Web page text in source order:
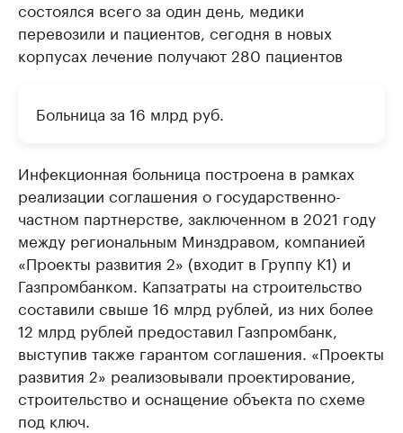
состоялся всего за один день, медики
перевозили и пациентов, сегодня в новых
корпусах лечение получают 280 пациентов
Больница за 16 млрд руб.
Инфекционная больница построена в рамках
реализации соглашения о государственно-
частном партнерстве, заключенном в 2021 году
между региональным Минздравом, компанией
«Проекты развития 2» (входит в Группу К1) и
Газпромбанком. Капзатраты на строительство
составили свыше 16 млрд рублей, из них более
12 млрд рублей предоставил Газпромбанк,
выступив также гарантом соглашения. «Проекты
развития 2» реализовывали проектирование,
строительство и оснащение объекта по схеме
под ключ.